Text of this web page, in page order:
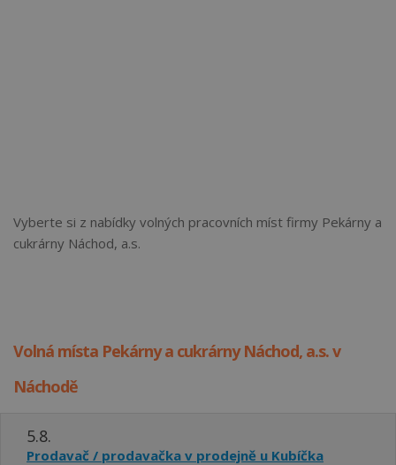
Vyberte si z nabídky volných pracovních míst firmy Pekárny a
cukrárny Náchod, a.s.
Volná místa Pekárny a cukrárny Náchod, a.s. v
Náchodě
5.8.
Prodavač / prodavačka v prodejně u Kubíčka